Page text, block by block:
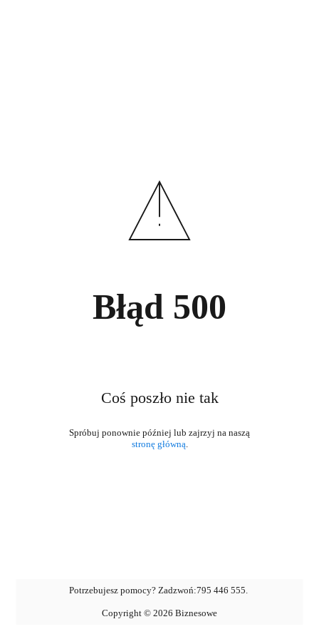
Błąd 500
Coś poszło nie tak
stronę główną.
Potrzebujesz pomocy? Zadzwoń:795 446 555.
Copyright © 2026 Biznesowe